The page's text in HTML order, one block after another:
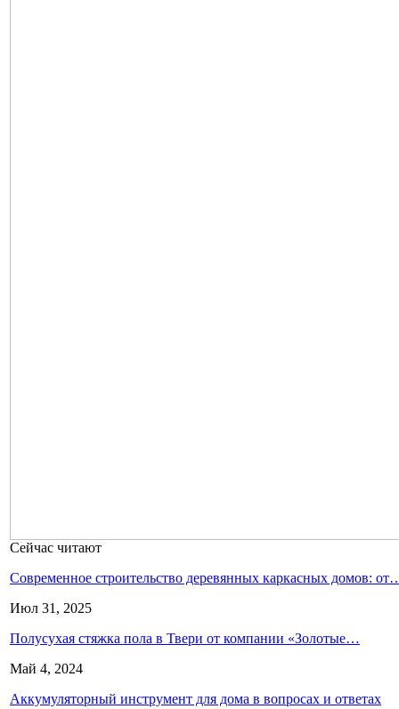
Сейчас читают
Современное строительство деревянных каркасных домов:
Июл 31, 2025
Полусухая стяжка пола в Твери от компании «Золотые…
Май 4, 2024
Аккумуляторный инструмент для дома в вопросах и ответах